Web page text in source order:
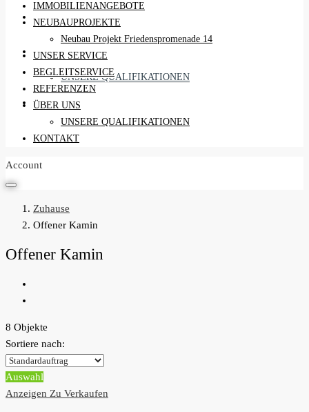
REFERENZEN
ÜBER UNS
UNSERE QUALIFIKATIONEN
KONTAKT
IMMOBILIENANGEBOTE
NEUBAUPROJEKTE
Neubau Projekt Friedenspromenade 14
UNSER SERVICE
BEGLEITSERVICE
REFERENZEN
ÜBER UNS
UNSERE QUALIFIKATIONEN
KONTAKT
Account
Zuhause
Offener Kamin
Offener Kamin
8 Objekte
Sortiere nach:
Auswahl
Anzeigen Zu Verkaufen